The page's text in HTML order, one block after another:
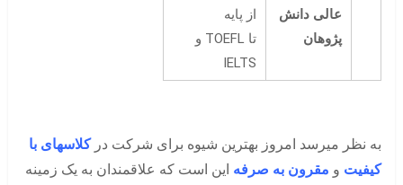
عالی دانش
پژوهان
از پایه
تا TOEFL و
IELTS
به نظر میرسد امروز بهترین شیوه برای شرکت درکلاسهای با
کیفیت و مقرون به صرفه این است که علاقمندان به یک زمینه